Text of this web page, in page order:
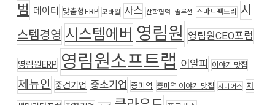
범 데이터 맞춤형ERP 모바일 사스 산학협력 솔루션 스마트팩토리 시
스템경영 시스템에버영림원 영림원CEO포럼
영림원ERP 영림원소프트랩 이알피 이야기 맛집
제뉴인 중견기업 중소기업 증미역 증미역 이야기 맛집 지니어스 차